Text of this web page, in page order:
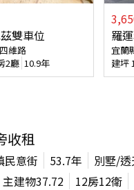
雙車位
維路
2廳 10.9年
羅
宜蘭
建坪
收租
民意街 53.7年
別墅/透
主建物37.72 12房12衛